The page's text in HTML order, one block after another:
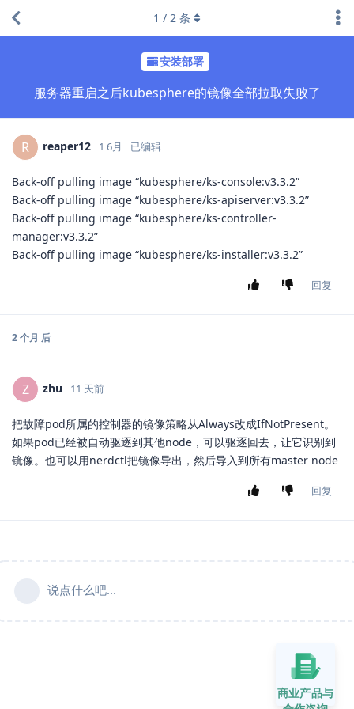
安装部署
服务器重启之后kubesphere的镜像全部拉取失败了
1 / 2 条
R reaper12 1 6月 已编辑
Back-off pulling image “kubesphere/ks-console:v3.3.2”
Back-off pulling image “kubesphere/ks-apiserver:v3.3.2”
Back-off pulling image “kubesphere/ks-controller-
manager:v3.3.2”
Back-off pulling image “kubesphere/ks-installer:v3.3.2”
回复
2 个月 后
Z zhu 11 天前
把故障pod所属的控制器的镜像策略从Always改成IfNotPresent。
如果pod已经被自动驱逐到其他node，可以驱逐回去，让它识别到
镜像。也可以用nerdctl把镜像导出，然后导入到所有master node
回复
说点什么吧...
商业产品与